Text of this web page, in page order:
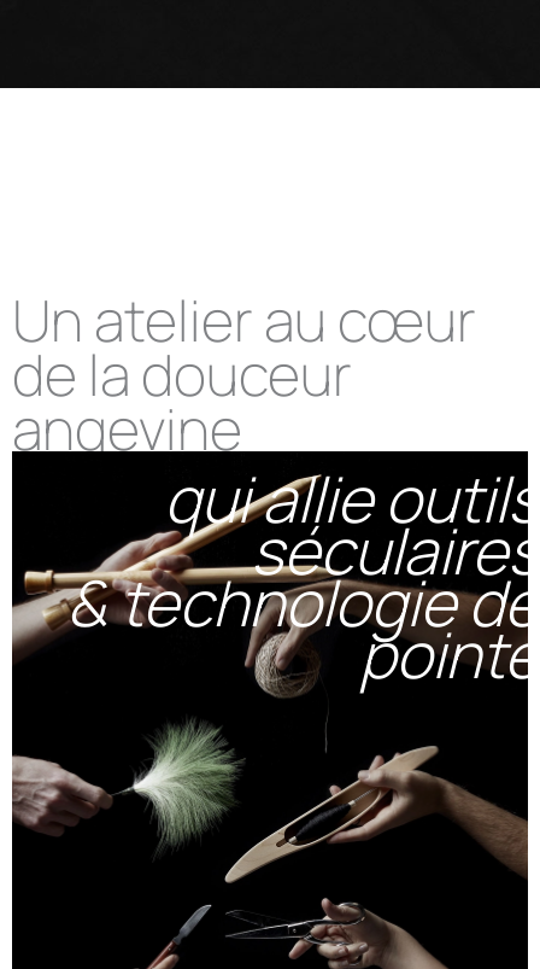
Un atelier au cœur
de la douceur
angevine
qui allie outils
séculaires
& technologie de
pointe